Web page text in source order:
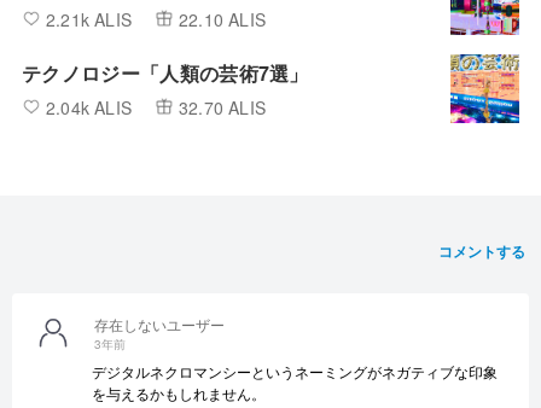
2.21k ALIS 22.10 ALIS
テクノロジー「人類の芸術7選」
2.04k ALIS 32.70 ALIS
コメントする
存在しないユーザー
3年前
デジタルネクロマンシーというネーミングがネガティブな印象
を与えるかもしれません。